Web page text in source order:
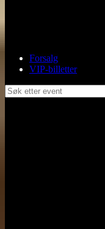
Forsalg
VIP-billetter
Søk etter event